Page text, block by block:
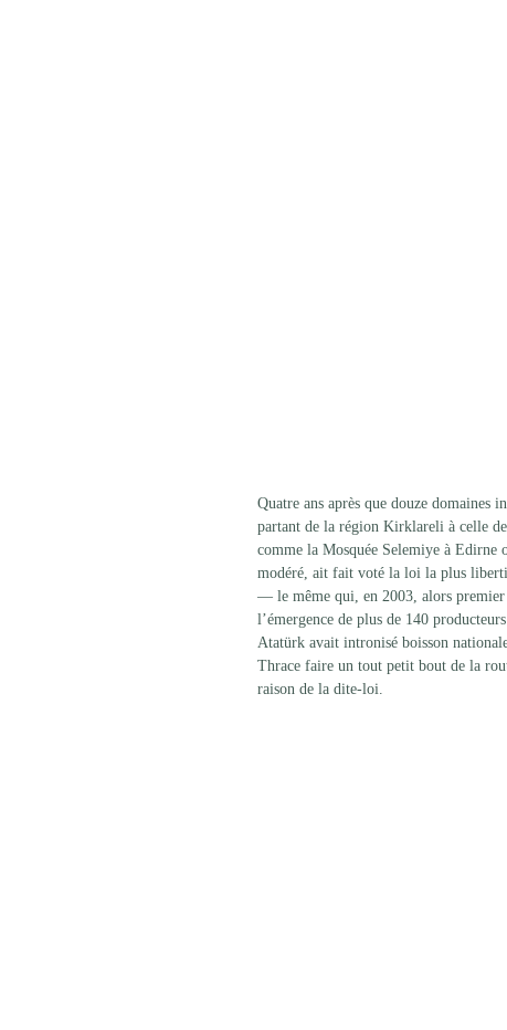
Quatre ans après que douze domaines
partant de la région Kirklareli à celle
comme la Mosquée Selemiye à Edirne
modéré, ait fait voté la loi la plus
— le même qui, en 2003, alors
l’émergence de plus de 140
Atatürk avait intronisé boisson
Thrace faire un tout petit bout de la
raison de la dite-loi.